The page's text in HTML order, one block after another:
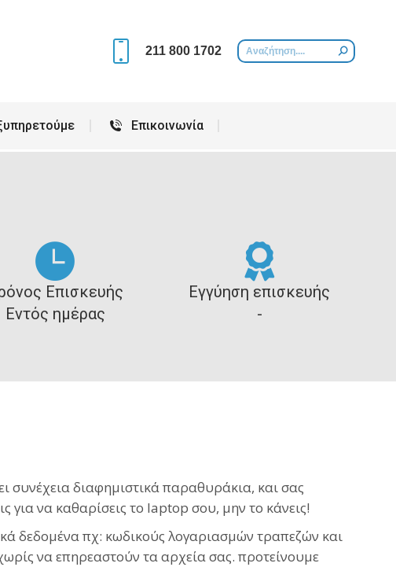
211 800 1702
Επικοινωνία
Επισκευής
Εντός ημέρας
Εγγύηση επισκευής
-
συνέχεια διαφημιστικά παραθυράκια, και σας
να καθαρίσεις το laptop σου, μην το κάνεις!
δεδομένα πχ: κωδικούς λογαριασμών τραπεζών και
να επηρεαστούν τα αρχεία σας. προτείνουμε
Περιοχές που εξυπηρετούμε Επικοινωνία